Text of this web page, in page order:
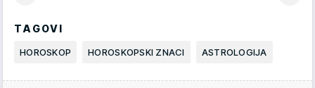
TAGOVI
HOROSKOP HOROSKOPSKI ZNACI ASTROLOGIJA